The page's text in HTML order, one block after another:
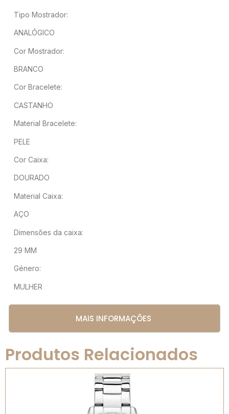
Tipo Mostrador:
ANALÓGICO
Cor Mostrador:
BRANCO
Cor Bracelete:
CASTANHO
Material Bracelete:
PELE
Cor Caixa:
DOURADO
Material Caixa:
AÇO
Dimensões da caixa:
29 MM
Género:
MULHER
MAIS INFORMAÇÕES
Produtos Relacionados